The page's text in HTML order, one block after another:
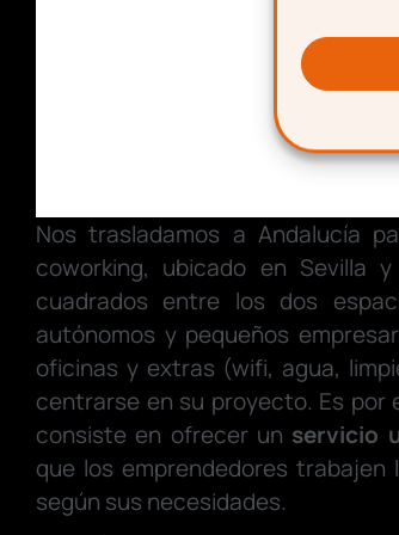
Nos trasladamos a Andalucía
coworking, ubicado en Sevilla
cuadrados entre los dos
autónomos y pequeños
oficinas y extras (wifi, agua,
centrarse en su proyecto. Es por
consiste en ofrecer un servicio
que los emprendedores
según sus necesidades.